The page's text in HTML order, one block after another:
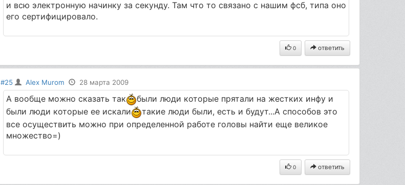
и всю электронную начинку за секунду. Там что то связано с нашим фсб, типа оно
его сертифицировало.
0 ответить
#25 Alex Murom 28 марта 2009
А вообще можно сказать так
были люди которые прятали на жестких инфу и
были люди которые ее искали
такие люди были, есть и будут...А способов это
все осуществить можно при определенной работе головы найти еще великое
множество=)
0 ответить